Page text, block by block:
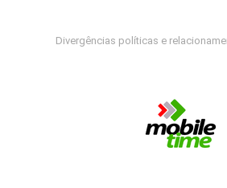
Divergências políticas e